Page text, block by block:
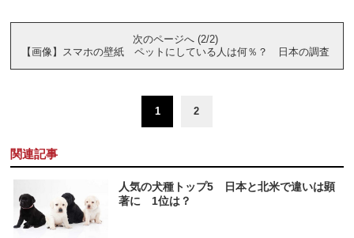
次のページへ (2/2)
【画像】スマホの壁紙 ペットにしている人は何％？ 日本の調査
1 2
関連記事
人気の犬種トップ5 日本と北米で違いは顕
著に 1位は？